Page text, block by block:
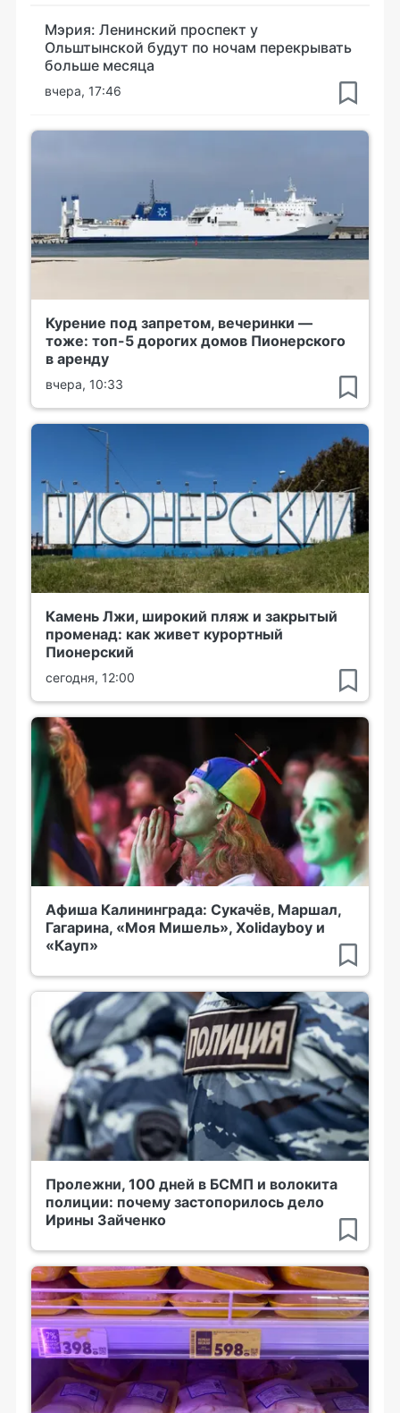
Мэрия: Ленинский проспект у
Ольштынской будут по ночам перекрывать
больше месяца
вчера, 17:46
Курение под запретом, вечеринки —
тоже: топ-5 дорогих домов Пионерского
в аренду
вчера, 10:33
Камень Лжи, широкий пляж и закрытый
променад: как живет курортный
Пионерский
сегодня, 12:00
Афиша Калининграда: Сукачёв, Маршал,
Гагарина, «Моя Мишель», Xolidayboy и
«Кауп»
Пролежни, 100 дней в БСМП и волокита
полиции: почему застопорилось дело
Ирины Зайченко